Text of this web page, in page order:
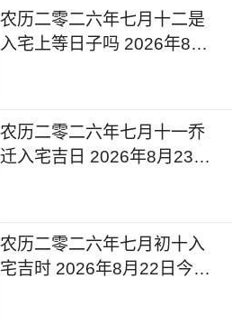
农历二零二六年七月十二是
入宅上等日子吗 2026年8月
农历二零二六年七月十一乔
迁入宅吉日 2026年8月23日
农历二零二六年七月初十入
宅吉时 2026年8月22日今天